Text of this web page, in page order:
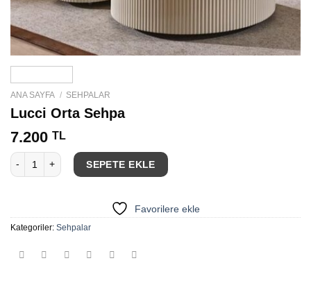
ANA SAYFA / SEHPALAR
Lucci Orta Sehpa
7.200 TL
Lucci Orta Sehpa adet
SEPETE EKLE
Favorilere ekle
Kategoriler: Sehpalar